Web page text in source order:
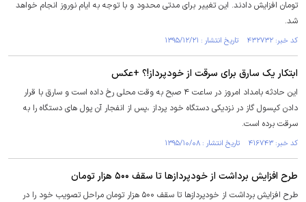
تومان افزایش دادند. این تغییر برای مدتی محدود و با توجه به ایام نوروز انجام خواهد
شد.
کد خبر: ۴۳۲۷۳۲ تاریخ انتشار : ۱۳۹۵/۱۲/۲۱
ابتکار یک سارق برای سرقت از خودپرداز!؟ +عکس
این حادثه بامداد امروز در ساعت ۴ صبح به وقت محلی رخ داده است و سارق با قرار
دادن کپسول گاز در نزدیکی دستگاه خود پرداز ،پس از انفجار آن پول های دستگاه را به
سرقت برده است.
کد خبر: ۴۱۶۷۴۳ تاریخ انتشار : ۱۳۹۵/۱۰/۰۸
طرح افزایش برداشت از خودپرداز‌ها تا سقف ۵۰۰ هزار تومان
طرح افزایش برداشت از خودپرداز‌ها تا سقف ۵۰۰ هزار تومان مراحل تصویب خود را در